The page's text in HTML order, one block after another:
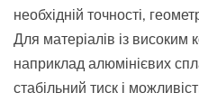
необхідній точності,
Для матеріалів із високим
наприклад алюмінієвих
стабільний тиск і